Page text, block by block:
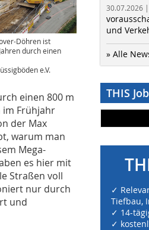
Döhren ist
durch einen
e.V.
einen 800 m
im Frühjahr
der Max
warum man
Mega-
es hier mit
Straßen voll
nur durch
und
30.07.2026 |
und
» Alle
THIS
✓
Tiefbau,
✓ 14-
✓